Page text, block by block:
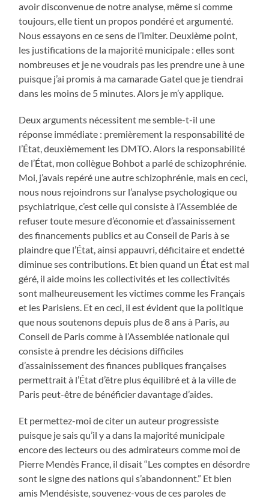
avoir disconvenue de notre analyse, même si comme
toujours, elle tient un propos pondéré et argumenté.
Nous essayons en ce sens de l’imiter. Deuxième point,
les justifications de la majorité municipale : elles sont
nombreuses et je ne voudrais pas les prendre une à une
puisque j’ai promis à ma camarade Gatel que je tiendrai
dans les moins de 5 minutes. Alors je m’y applique.
Deux arguments nécessitent me semble-t-il une
réponse immédiate : premièrement la responsabilité de
l’État, deuxièmement les DMTO. Alors la responsabilité
de l’État, mon collègue Bohbot a parlé de schizophrénie.
Moi, j’avais repéré une autre schizophrénie, mais en ceci,
nous nous rejoindrons sur l’analyse psychologique ou
psychiatrique, c’est celle qui consiste à l’Assemblée de
refuser toute mesure d’économie et d’assainissement
des financements publics et au Conseil de Paris à se
plaindre que l’État, ainsi appauvri, déficitaire et endetté
diminue ses contributions. Et bien quand un État est mal
géré, il aide moins les collectivités et les collectivités
sont malheureusement les victimes comme les Français
et les Parisiens. Et en ceci, il est évident que la politique
que nous soutenons depuis plus de 8 ans à Paris, au
Conseil de Paris comme à l’Assemblée nationale qui
consiste à prendre les décisions difficiles
d’assainissement des finances publiques françaises
permettrait à l’État d’être plus équilibré et à la ville de
Paris peut-être de bénéficier davantage d’aides.
Et permettez-moi de citer un auteur progressiste
puisque je sais qu’il y a dans la majorité municipale
encore des lecteurs ou des admirateurs comme moi de
Pierre Mendès France, il disait “Les comptes en désordre
sont le signe des nations qui s’abandonnent.” Et bien
amis Mendésiste, souvenez-vous de ces paroles de